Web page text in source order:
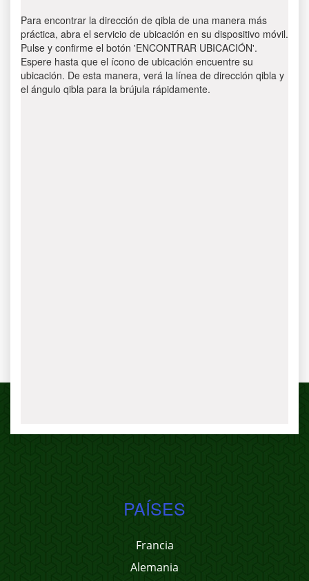
Para encontrar la dirección de qibla de una manera más
práctica, abra el servicio de ubicación en su dispositivo móvil.
Pulse y confirme el botón 'ENCONTRAR UBICACIÓN'.
Espere hasta que el ícono de ubicación encuentre su
ubicación. De esta manera, verá la línea de dirección qibla y
el ángulo qibla para la brújula rápidamente.
PAÍSES
Francia
Alemania